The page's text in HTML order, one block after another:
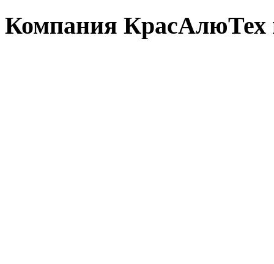
Компания КрасАлюТех